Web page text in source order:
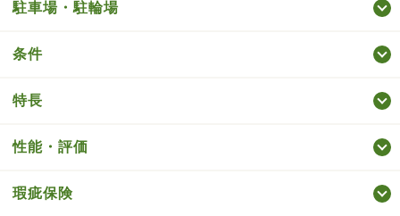
駐車場・駐輪場
条件
特長
性能・評価
瑕疵保険